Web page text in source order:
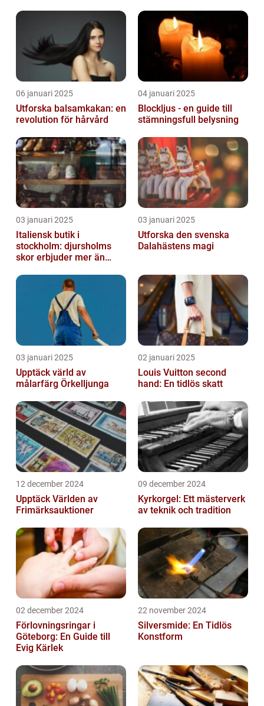
06 januari 2025
Utforska balsamkakan: en
revolution för hårvård
04 januari 2025
Blockljus - en guide till
stämningsfull belysning
03 januari 2025
Italiensk butik i
stockholm: djursholms
skor erbjuder mer än
03 januari 2025
Utforska den svenska
Dalahästens magi
03 januari 2025
Upptäck värld av
målarfärg Örkelljunga
02 januari 2025
Louis Vuitton second
hand: En tidlös skatt
12 december 2024
Upptäck Världen av
Frimärksauktioner
09 december 2024
Kyrkorgel: Ett mästerverk
av teknik och tradition
02 december 2024
Förlovningsringar i
Göteborg: En Guide till
Evig Kärlek
22 november 2024
Silversmide: En Tidlös
Konstform